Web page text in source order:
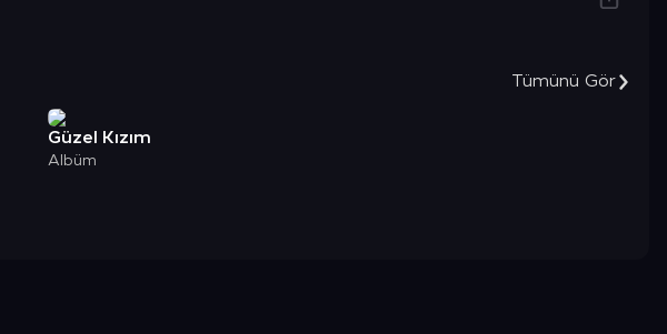
Tümünü Gör
Güzel Kızım
Albüm